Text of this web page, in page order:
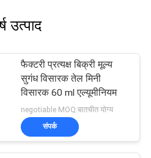
उत्पाद
फैक्टरी प्रत्यक्ष बिक्री मूल्य
सुगंध विसारक तेल मिनी
विसारक 60 ml एल्यूमीनियम
negotiable MOQ:बातचीत योग्य
संपर्क